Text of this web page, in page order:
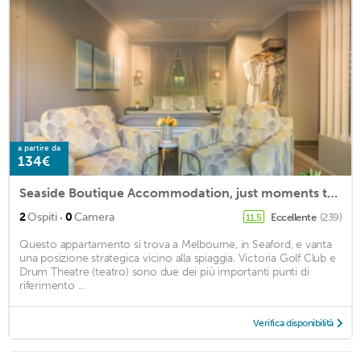
a partire da
134€
Seaside Boutique Accommodation, just moments to Seaford Beach
2Ospiti · 0Camera 11,5 Eccellente (239)
Questo appartamento si trova a Melbourne, in Seaford, e vanta
una posizione strategica vicino alla spiaggia. Victoria Golf Club e
Drum Theatre (teatro) sono due dei più importanti punti di
riferimento ...
Verifica disponibilità